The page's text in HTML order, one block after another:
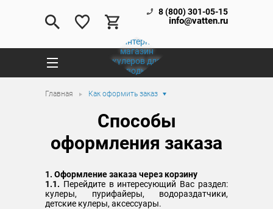
8 (800) 301-05-15
info@vatten.ru
Главная Как оформить заказ
Способы
оформления заказа
1. Оформление заказа через корзину
1.1. Перейдите в интересующий Вас раздел:
кулеры, пурифайеры, водораздатчики,
детские кулеры, аксессуары.